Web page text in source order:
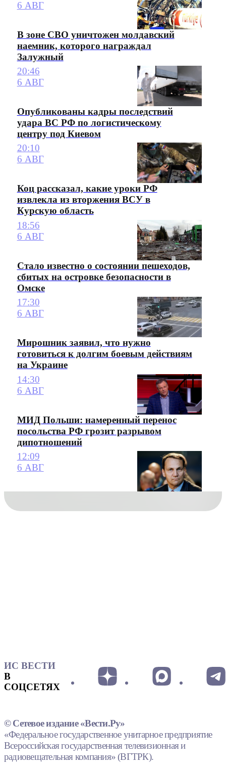
6 АВГ
В зоне СВО уничтожен молдавский
наемник, которого награждал
Залужный
20:46
6 АВГ
Опубликованы кадры последствий
удара ВС РФ по логистическому
центру под Киевом
20:10
6 АВГ
Коц рассказал, какие уроки РФ
извлекла из вторжения ВСУ в
Курскую область
18:56
6 АВГ
Стало известно о состоянии пешеходов,
сбитых на островке безопасности в
Омске
17:30
6 АВГ
Мирошник заявил, что нужно
готовиться к долгим боевым действиям
на Украине
14:30
6 АВГ
МИД Польши: намеренный перенос
посольства РФ грозит разрывом
дипотношений
12:09
6 АВГ
ИС ВЕСТИ
В
СОЦСЕТЯХ
© Сетевое издание «Вести.Ру»
«Федеральное государственное унитарное предприятие
Всероссийская государственная телевизионная и
радиовещательная компания» (ВГТРК).